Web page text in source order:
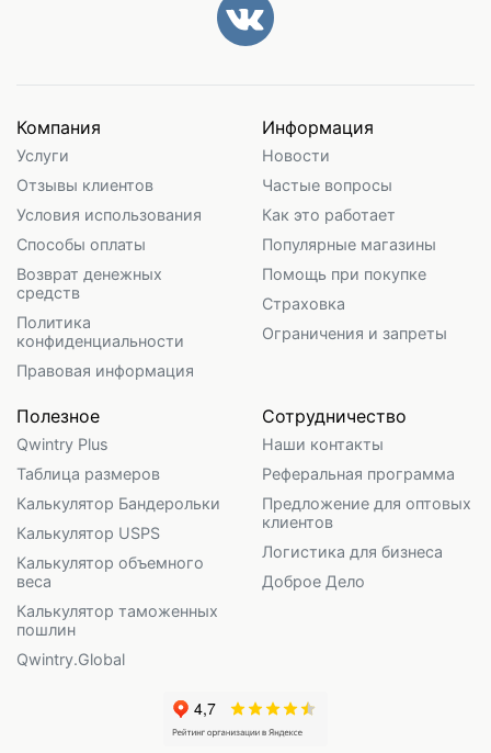
Компания
Услуги
Отзывы клиентов
Условия использования
Способы оплаты
Возврат денежных
средств
Политика
конфиденциальности
Правовая информация
Информация
Новости
Частые вопросы
Как это работает
Популярные магазины
Помощь при покупке
Страховка
Ограничения и запреты
Полезное
Qwintry Plus
Таблица размеров
Калькулятор Бандерольки
Калькулятор USPS
Калькулятор объемного
веса
Калькулятор таможенных
пошлин
Qwintry.Global
Сотрудничество
Наши контакты
Реферальная программа
Предложение для оптовых
клиентов
Логистика для бизнеса
Доброе Дело